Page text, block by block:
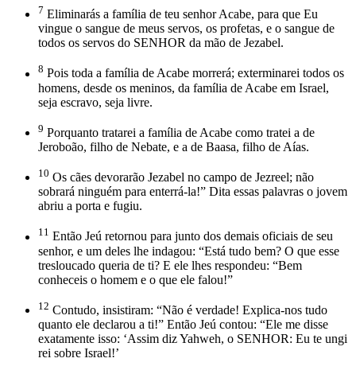
7 Eliminarás a família de teu senhor Acabe, para que Eu
vingue o sangue de meus servos, os profetas, e o sangue de
todos os servos do SENHOR da mão de Jezabel.
8 Pois toda a família de Acabe morrerá; exterminarei todos os
homens, desde os meninos, da família de Acabe em Israel,
seja escravo, seja livre.
9 Porquanto tratarei a família de Acabe como tratei a de
Jeroboão, filho de Nebate, e a de Baasa, filho de Aías.
10 Os cães devorarão Jezabel no campo de Jezreel; não
sobrará ninguém para enterrá-la!” Dita essas palavras o jovem
abriu a porta e fugiu.
11 Então Jeú retornou para junto dos demais oficiais de seu
senhor, e um deles lhe indagou: “Está tudo bem? O que esse
tresloucado queria de ti? E ele lhes respondeu: “Bem
conheceis o homem e o que ele falou!”
12 Contudo, insistiram: “Não é verdade! Explica-nos tudo
quanto ele declarou a ti!” Então Jeú contou: “Ele me disse
exatamente isso: ‘Assim diz Yahweh, o SENHOR: Eu te ungi
rei sobre Israel!’